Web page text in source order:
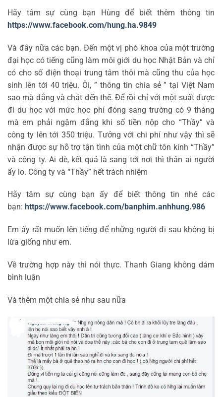
Hãy tâm sự cùng bạn Hùng để biết thêm thông tin
https://www.facebook.com/hung.ha.9849
Và đây nữa các bạn. Đến một vị phó khoa của một trường
đại học có tiếng cũng làm môi giới du học Nhật Bản và chỉ
có cho số điện thoại trung tâm thôi mà cũng thu của học
sinh lên tới 40 triệu. Ôi, ” thông tin chia sẻ ” tại Việt Nam
sao mà đắng và chát đến thế. Để rồi chỉ với một suất được
đi du học với mức học phí đóng sang trường có 9 tháng
mà em phải ngậm đắng khi số tiền nộp cho “Thầy” và
công ty lên tới 350 triệu. Tưởng với chi phí như vậy thì sẽ
nhận được sự hỗ trợ tận tình của một chữ tôn kính “Thầy”
và công ty. Ai dè, kết quả là sang tới nơi thì thân ai người
ấy lo. Công ty và “Thầy” hết trách nhiệm
Hãy tâm sự cùng bạn ấy để biết thông tin nhé các
bạn: https://www.facebook.com/banphim.anhhung.986
Em ấy rất muốn lên tiếng để những người đi sau không bị
lừa giống như em.
Về trường hợp này thì nói thực. Thanh Giang không dám
bình luận
Và thêm một chia sẻ như sau nữa